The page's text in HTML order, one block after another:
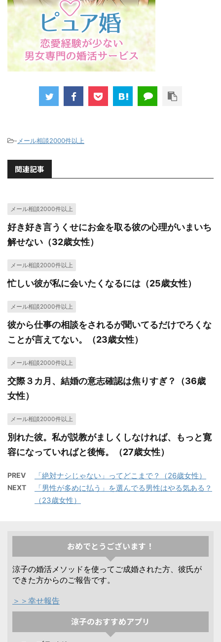
- メール相談2000件以上
関連記事
メール相談2000件以上
好き好き言うくせにお金を取る彼の心理がいまいち
解せない（32歳女性）
メール相談2000件以上
忙しい彼が私に会いたくなるには（25歳女性）
メール相談2000件以上
彼から仕事の相談をされるが聞いてるだけでろくな
ことが言えてない。（23歳女性）
メール相談2000件以上
交際３カ月、結婚の意志確認は焦りすぎ？（36歳
女性）
メール相談2000件以上
別れた彼。私が説教がましくしなければ、もっと寛
容になっていればと後悔。（27歳女性）
PREV 「絶対ナシじゃない」ってどこまで？（26歳女性）
NEXT
「男性が多めに払う」を選んでる男性はやる気ある？
（23歳女性）
おめでとうございます！
涼子の婚活メソッドを使ってご成婚された方、彼氏が
できた方からのご報告です。
＞＞幸せ報告
涼子のおすすめアプリ